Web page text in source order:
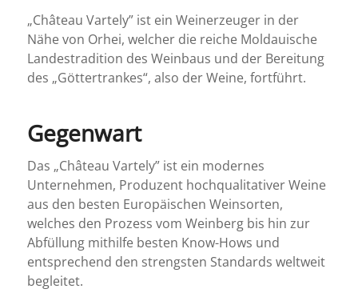
„Château Vartely” ist ein Weinerzeuger in der
Nähe von Orhei, welcher die reiche Moldauische
Landestradition des Weinbaus und der Bereitung
des „Göttertrankes“, also der Weine, fortführt.
Gegenwart
Das „Château Vartely” ist ein modernes
Unternehmen, Produzent hochqualitativer Weine
aus den besten Europäischen Weinsorten,
welches den Prozess vom Weinberg bis hin zur
Abfüllung mithilfe besten Know-Hows und
entsprechend den strengsten Standards weltweit
begleitet.